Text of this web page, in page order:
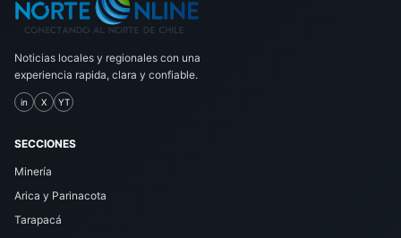
Noticias locales y regionales con una
experiencia rapida, clara y confiable.
in X YT
SECCIONES
Minería
Arica y Parinacota
Tarapacá